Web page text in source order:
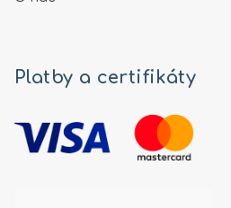
Platby a certifikáty